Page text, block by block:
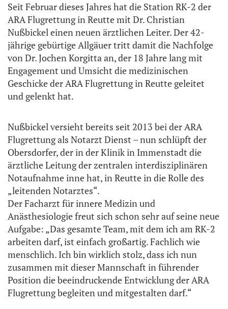
Seit Februar dieses Jahres hat die Station RK-2 der
ARA Flugrettung in Reutte mit Dr. Christian
Nußbickel einen neuen ärztlichen Leiter. Der 42-
jährige gebürtige Allgäuer tritt damit die Nachfolge
von Dr. Jochen Korgitta an, der 18 Jahre lang mit
Engagement und Umsicht die medizinischen
Geschicke der ARA Flugrettung in Reutte geleitet
und gelenkt hat.
Nußbickel versieht bereits seit 2013 bei der ARA
Flugrettung als Notarzt Dienst – nun schlüpft der
Obersdorfer, der in der Klinik in Immenstadt die
ärztliche Leitung der zentralen interdisziplinären
Notaufnahme inne hat, in Reutte in die Rolle des
„leitenden Notarztes“.
Der Facharzt für innere Medizin und
Anästhesiologie freut sich schon sehr auf seine neue
Aufgabe: „Das gesamte Team, mit dem ich am RK-2
arbeiten darf, ist einfach großartig. Fachlich wie
menschlich. Ich bin wirklich stolz, dass ich nun
zusammen mit dieser Mannschaft in führender
Position die beeindruckende Entwicklung der ARA
Flugrettung begleiten und mitgestalten darf.“